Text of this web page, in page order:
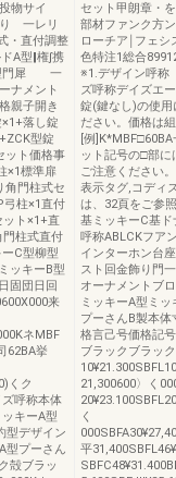
物サイ
一レリ
・直付調整
A型‖権∫携
型門犀 一
ナメント
親子開き
落し錠
型錠
ット価格事
×1標準扉
角門柱式セ
弓柱×1直付
ット×1+直
柱式直付
C型柳型
ッキーB型
固団日回
来
ネMBF
62BA挙
くク
ズ呼称本体
キーA型
型デザイン
型プーさん
殻ブラッ
セット甲朗章・
部材ファンク方
ローチア￨フェシ
色特注1総合
※1.デザイン呼称
ズ呼称デイズエ
錠(鍵なし)の使
ださい。価格は
[例
ット記号の□部
ご注意ください
表示タグ,コディ
は、32頁をご参
基ミッキーC基
呼称ABLCKフア
インターホン台
スト回金飾り門
オーナメントブ
ミッキーA型ミ
プーさんB製本
格言己号価格記
ブラックブラッ
21,300600〉く
く
平